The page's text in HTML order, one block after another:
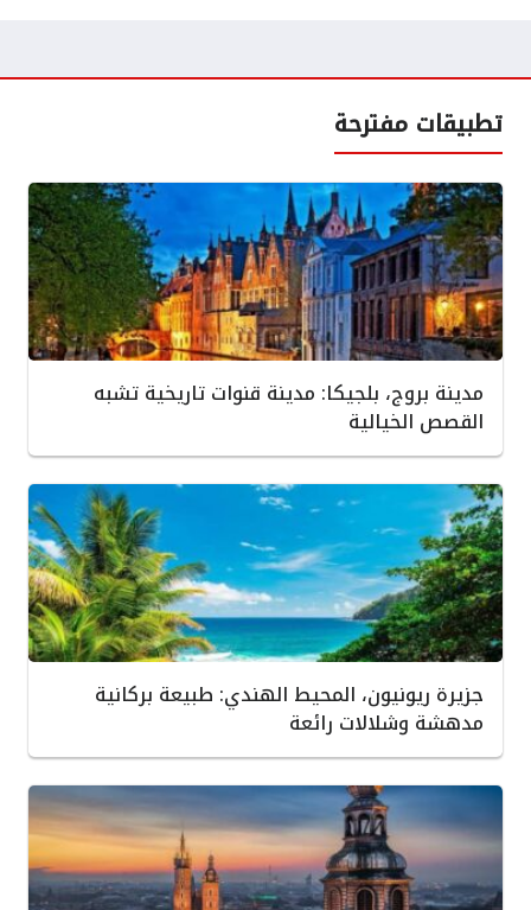
تطبيقات مفترحة
مدينة بروج، بلجيكا: مدينة قنوات تاريخية تشبه
القصص الخيالية
جزيرة ريونيون، المحيط الهندي: طبيعة بركانية
مدهشة وشلالات رائعة